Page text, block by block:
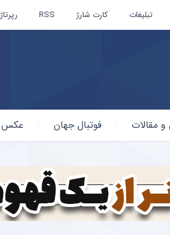
تبلیغات کارت شارژ RSS
و مقالات فوتبال جهان عکس